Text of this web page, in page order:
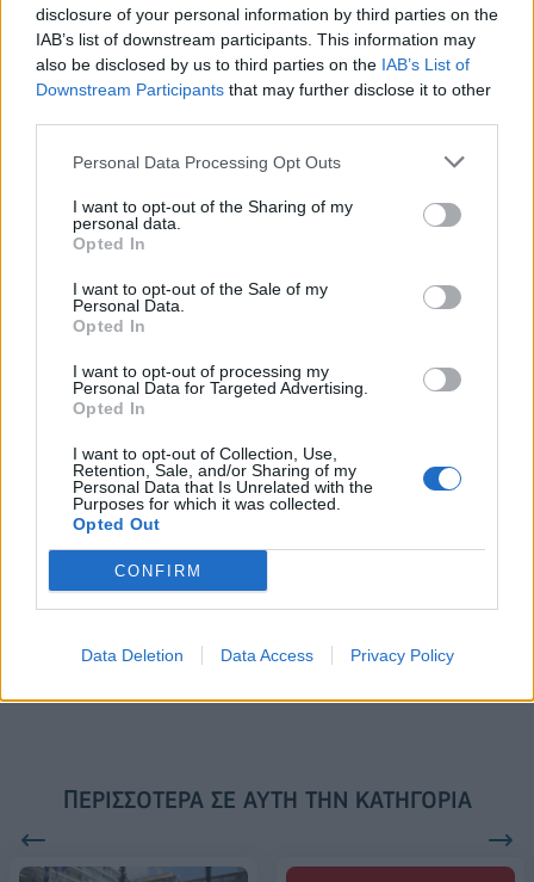
disclosure of your personal information by third parties on the
IAB’s list of downstream participants. This information may
also be disclosed by us to third parties on the IAB’s List of
Downstream Participants that may further disclose it to other
Personal Data Processing Opt Outs
I want to opt-out of the Sharing of my
personal data.
Opted In
I want to opt-out of the Sale of my
Personal Data.
Opted In
I want to opt-out of processing my
Personal Data for Targeted Advertising.
Opted In
I want to opt-out of Collection, Use,
Retention, Sale, and/or Sharing of my
Personal Data that Is Unrelated with the
Purposes for which it was collected.
Opted Out
CONFIRM
Data Deletion Data Access Privacy Policy
Β.Σ. Καρούλιας: Τζίρος 98,7
εκατ. ευρώ και αύξηση κερδών
low & non alcohol
Deloitte Ελλάδος:
Χρηματοοικονομικός
είσοδο στην πολωνική αγορά
Το FIAT 500 Hybrid τώρα από
18.990 ευρώ
Ατρόμητος και Novibet
συνεχίζουν μαζί: Ανανέωση της
18η συνεχόμενη χρονιά για τον ΟΤΕ στη διεθνή σειρά δεικτών
FTSE4Good
πύλες του σε όλους
ΠΕΡΙΣΣΌΤΕΡΑ ΣΕ ΑΥΤΉ ΤΗΝ ΚΑΤΗΓΟΡΊΑ